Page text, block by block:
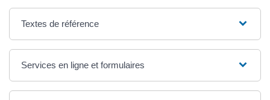
Textes de référence
Services en ligne et formulaires